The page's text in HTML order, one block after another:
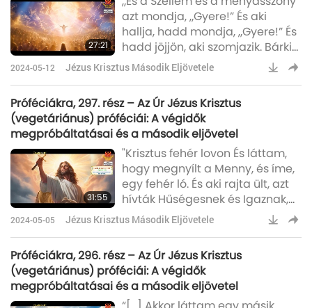
27:21
azt mondja, „Gyere!” És aki
hallja, hadd mondja, „Gyere!” És
hadd jöjjön, aki szomjazik. Bárki
vágyik rá, hadd vegye el az élet
vizét szabadon.”
2024-05-12 Jézus Krisztus Második Eljövetele
Próféciákra, 297. rész – Az Úr Jézus Krisztus
(vegetáriánus) próféciái: A végidők
megpróbáltatásai és a második eljövetel
31:55
"Krisztus fehér lovon És láttam,
hogy megnyílt a Menny, és íme,
egy fehér ló. És aki rajta ült, azt
hívták Hűségesnek és Igaznak,
és igazságban ítél és hadakozik.
Szemei olyanok voltak, mint a
tűz lángja, és a fején sok korona
volt. Olyan név volt ráírva,
amelyet senki sem ismert, csak
Ő maga. És az Ő köntösére és
2024-05-05 Jézus Krisztus Második Eljövetele
Próféciákra, 296. rész – Az Úr Jézus Krisztus
(vegetáriánus) próféciái: A végidők
megpróbáltatásai és a második eljövetel